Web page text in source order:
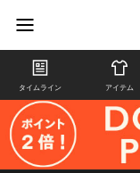
タイムライン アイテム